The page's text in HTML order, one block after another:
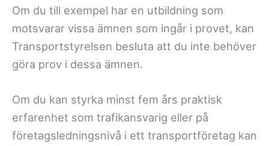
Om du till exempel har en utbildning som
motsvarar vissa ämnen som ingår i provet, kan
Transportstyrelsen besluta att du inte behöver
göra prov i dessa ämnen.
Om du kan styrka minst fem års praktisk
erfarenhet som trafikansvarig eller på
företagsledningsnivå i ett transportföretag kan